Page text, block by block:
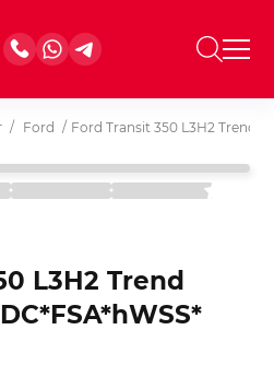
/ Ford / Ford Transit 350 L3H2 Trend
L3H2 Trend